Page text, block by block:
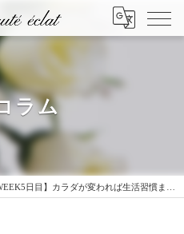
ラム
日目】カラダが変われば生活習慣まで変わる みるみる健康体質になる生活習慣の秘訣